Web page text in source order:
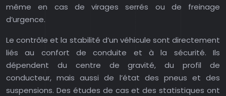
même en cas de virages serrés ou de freinage
d’urgence.
Le contrôle et la stabilité d’un véhicule sont directement
liés au confort de conduite et à la sécurité. Ils
dépendent du centre de gravité, du profil de
conducteur, mais aussi de l’état des pneus et des
suspensions. Des études de cas et des statistiques ont